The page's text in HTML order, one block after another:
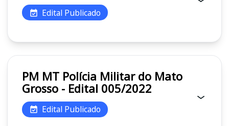
Edital Publicado
PM MT Polícia Militar do Mato
Grosso - Edital 005/2022
Edital Publicado